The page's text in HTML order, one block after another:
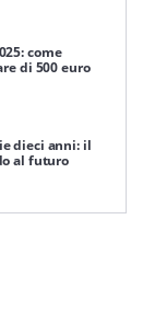
come
di 500 euro
dieci anni: il
al futuro